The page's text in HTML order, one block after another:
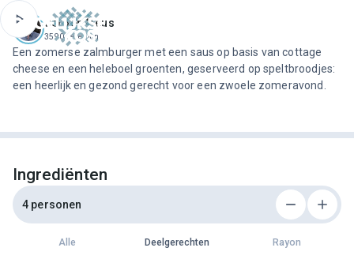
Jeroen Meus
3590 recepten
Een zomerse zalmburger met een saus op basis van cottage
cheese en een heleboel groenten, geserveerd op speltbroodjes:
een heerlijk en gezond gerecht voor een zwoele zomeravond.
Ingrediënten
4 personen
Alle Deelgerechten Rayon